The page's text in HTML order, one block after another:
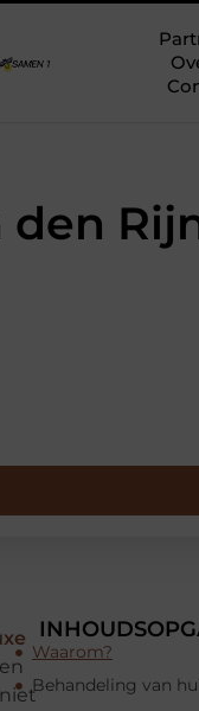
den
Waarom?
Behandeling van